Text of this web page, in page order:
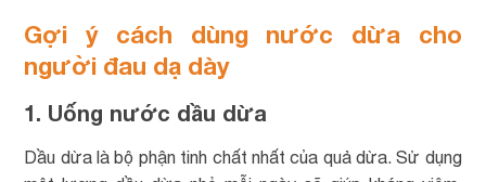
Gợi ý cách dùng nước dừa cho
người đau dạ dày
1. Uống nước dầu dừa
Dầu dừa là bộ phận tinh chất nhất của quả dừa. Sử dụng